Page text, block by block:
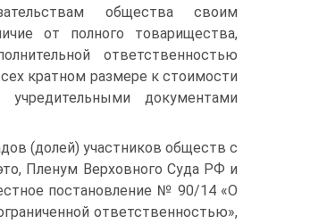
общества своим
от полного товарищества,
ответственностью
кратном размере к стоимости
документами
(долей) участников обществ с
Пленум Верховного Суда РФ и
постановление № 90/14 «О
ответственностью»,